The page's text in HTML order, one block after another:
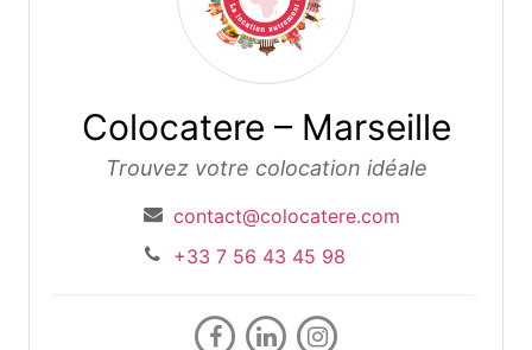
Colocatere – Marseille
Trouvez votre colocation idéale
contact@colocatere.com
+33 7 56 43 45 98